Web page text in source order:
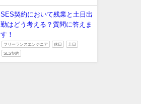
SES契約において残業と土日出
勤はどう考える？質問に答えま
す！
フリーランスエンジニア 休日 土日
SES契約